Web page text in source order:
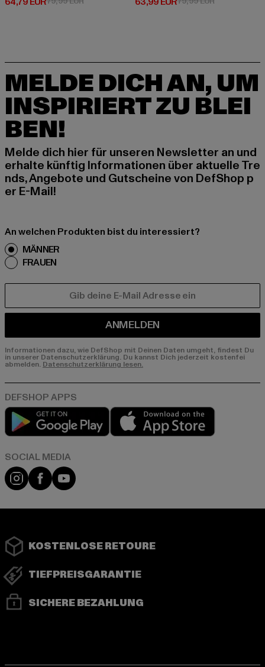
MELDE DICH AN, UM
INSPIRIERT ZU BLEI
BEN!
Melde dich hier für unseren Newsletter an und
erhalte künftig Informationen über aktuelle Tre
nds, Angebote und Gutscheine von DefShop p
er E-Mail!
An welchen Produkten bist du interessiert?
MÄNNER
FRAUEN
ANMELDEN
Informationen dazu, wie DefShop mit Deinen Daten umgeht, findest Du
in unserer Datenschutzerklärung. Du kannst Dich jederzeit kostenfei
abmelden. Datenschutzerklärung lesen.
Play market
Instagram
FacebookYouTube
KOSTENLOSE RETOURE
TIEFPREISGARANTIE
SICHERE BEZAHLUNG